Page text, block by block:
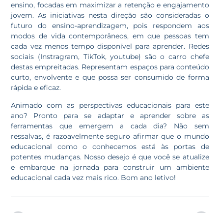
ensino, focadas em maximizar a retenção e engajamento
jovem. As iniciativas nesta direção são consideradas o
futuro do ensino-aprendizagem, pois respondem aos
modos de vida contemporâneos, em que pessoas tem
cada vez menos tempo disponível para aprender. Redes
sociais (Instragram, TikTok, youtube) são o carro chefe
destas empreitadas. Representam espaços para conteúdo
curto, envolvente e que possa ser consumido de forma
rápida e eficaz.
Animado com as perspectivas educacionais para este
ano? Pronto para se adaptar e aprender sobre as
ferramentas que emergem a cada dia? Não sem
ressalvas, é razoavelmente seguro afirmar que o mundo
educacional como o conhecemos está às portas de
potentes mudanças. Nosso desejo é que você se atualize
e embarque na jornada para construir um ambiente
educacional cada vez mais rico. Bom ano letivo!